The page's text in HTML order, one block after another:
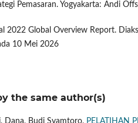
Pemasaran. Yogyakarta: Andi
2022 Global Overview Report.
10 Mei 2026
the same author(s)